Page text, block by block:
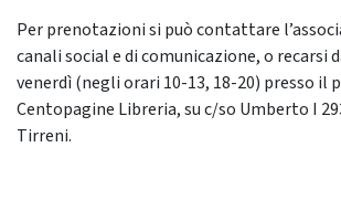
Per prenotazioni si può contattare
canali social e di comunicazione, o recarsi
venerdì (negli orari 10-13, 18-20) presso il
Centopagine Libreria, su c/so Umberto I
Tirreni.